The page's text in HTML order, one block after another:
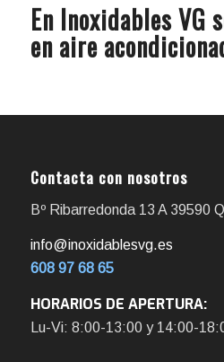
En Inoxidables VG
en aire
Contacta con nosotros
Bº Ribarredonda 13 A 39590
info@inoxidablesvg.es
608 97 68 65
HORARIOS DE APERTURA:
Lu-Vi: 8:00-13:00 y 14:00-